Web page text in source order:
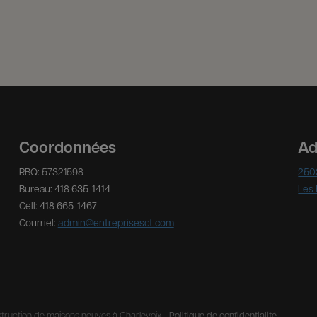
Coordonnées
RBQ: 57321598
Bureau: 418 635-1414
Cell: 418 665-1467
Courriel: admin@entreprisesct.com
Les
de maisons neuves à Charlevoix - Politique de confidentialité